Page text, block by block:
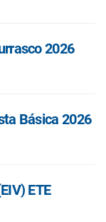
2026
Básica 2026
ETE